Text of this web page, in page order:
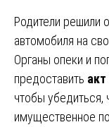
Родители решили
автомобиля на
Органы опеки и
предоставить
чтобы убедиться,
имущественное